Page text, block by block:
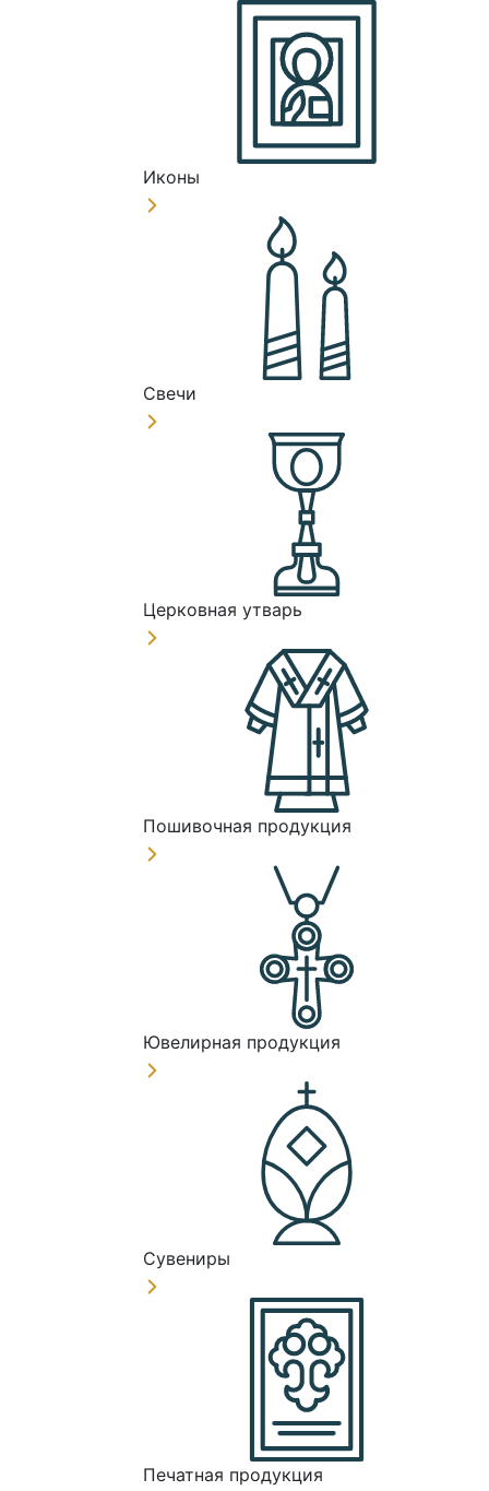
Иконы
Свечи
Церковная утварь
Пошивочная продукция
Ювелирная продукция
Сувениры
Печатная продукция